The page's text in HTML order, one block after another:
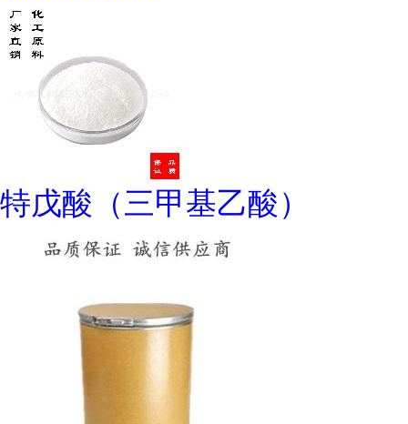
特戊酸（三甲基乙酸）